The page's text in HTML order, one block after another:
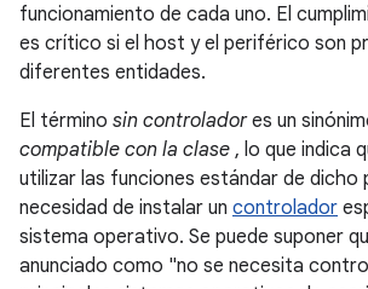
funcionamiento de cada uno. El
es crítico si el host y el periférico son
diferentes entidades.
El término sin controladores un
compatible con la clase , lo que indica
utilizar las funciones estándar de dicho
necesidad de instalar un controlador
sistema operativo. Se puede suponer
anunciado como "no se necesita